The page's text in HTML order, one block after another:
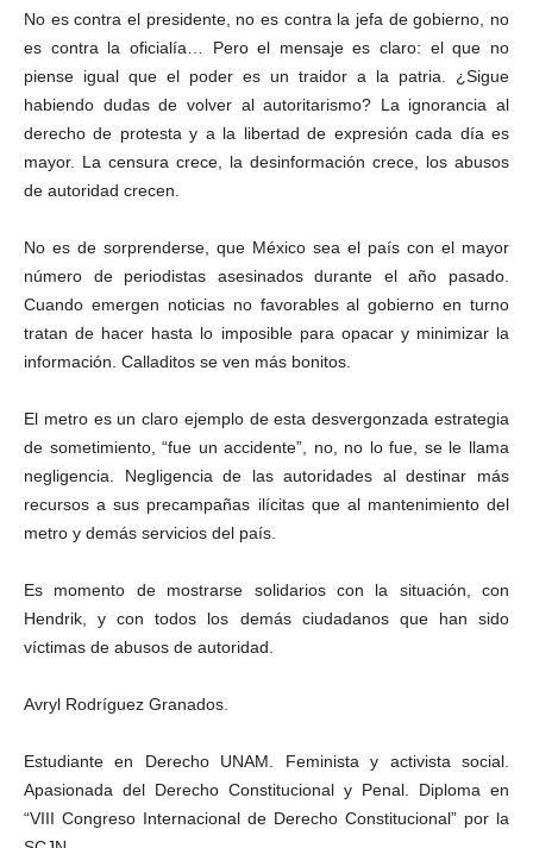
No es contra el presidente, no es contra la jefa de gobierno, no
es contra la oficialía… Pero el mensaje es claro: el que no
piense igual que el poder es un traidor a la patria. ¿Sigue
habiendo dudas de volver al autoritarismo? La ignorancia al
derecho de protesta y a la libertad de expresión cada día es
mayor. La censura crece, la desinformación crece, los abusos
de autoridad crecen.
No es de sorprenderse, que México sea el país con el mayor
número de periodistas asesinados durante el año pasado.
Cuando emergen noticias no favorables al gobierno en turno
tratan de hacer hasta lo imposible para opacar y minimizar la
información. Calladitos se ven más bonitos.
El metro es un claro ejemplo de esta desvergonzada estrategia
de sometimiento, “fue un accidente”, no, no lo fue, se le llama
negligencia. Negligencia de las autoridades al destinar más
recursos a sus precampañas ilícitas que al mantenimiento del
metro y demás servicios del país.
Es momento de mostrarse solidarios con la situación, con
Hendrik, y con todos los demás ciudadanos que han sido
víctimas de abusos de autoridad.
Avryl Rodríguez Granados.
Estudiante en Derecho UNAM. Feminista y activista social.
Apasionada del Derecho Constitucional y Penal. Diploma en
“VIII Congreso Internacional de Derecho Constitucional” por la